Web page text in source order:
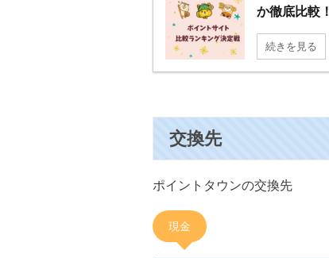
か徹底比較！
続きを見る
交換先
ポイントタウンの交換先
現金